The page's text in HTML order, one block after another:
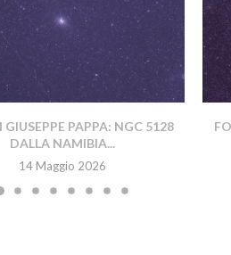
GIUSEPPE PAPPA: NGC 5128
DALLA NAMIBIA...
14 Maggio 2026